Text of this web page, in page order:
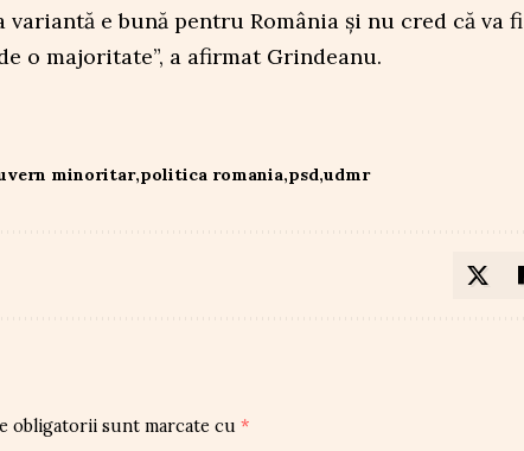
variantă e bună pentru România și nu cred că va fi
o majoritate”, a afirmat Grindeanu.
minoritar politica romania psd udmr
obligatorii sunt marcate cu *